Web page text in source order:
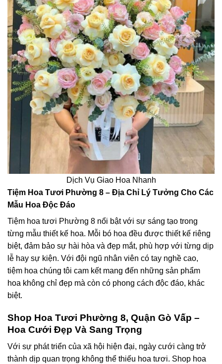
Dịch Vụ Giao Hoa Nhanh
Tiệm Hoa Tươi Phường 8 – Địa Chỉ Lý Tưởng Cho Các
Mẫu Hoa Độc Đáo
Tiệm hoa tươi Phường 8 nổi bật với sự sáng tạo trong
từng mẫu thiết kế hoa. Mỗi bó hoa đều được thiết kế riêng
biệt, đảm bảo sự hài hòa và đẹp mắt, phù hợp với từng dịp
lễ hay sự kiện. Với đội ngũ nhân viên có tay nghề cao,
tiệm hoa chúng tôi cam kết mang đến những sản phẩm
hoa không chỉ đẹp mà còn có phong cách độc đáo, khác
biệt.
Shop Hoa Tươi Phường 8, Quận Gò Vấp –
Hoa Cưới Đẹp Và Sang Trọng
Với sự phát triển của xã hội hiện đại, ngày cưới càng trở
thành dịp quan trọng không thể thiếu hoa tươi. Shop hoa